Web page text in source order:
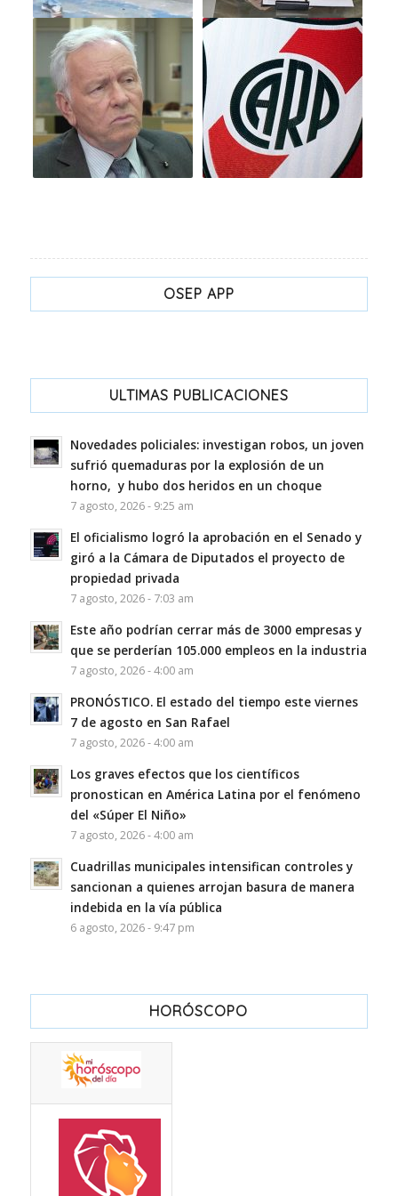
OSEP APP
ULTIMAS PUBLICACIONES
Novedades policiales: investigan robos, un joven
sufrió quemaduras por la explosión de un
horno, y hubo dos heridos en un choque
7 agosto, 2026 - 9:25 am
El oficialismo logró la aprobación en el Senado y
giró a la Cámara de Diputados el proyecto de
propiedad privada
7 agosto, 2026 - 7:03 am
Este año podrían cerrar más de 3000 empresas y
que se perderían 105.000 empleos en la industria
7 agosto, 2026 - 4:00 am
PRONÓSTICO. El estado del tiempo este viernes
7 de agosto en San Rafael
7 agosto, 2026 - 4:00 am
Los graves efectos que los científicos
pronostican en América Latina por el fenómeno
del «Súper El Niño»
7 agosto, 2026 - 4:00 am
Cuadrillas municipales intensifican controles y
sancionan a quienes arrojan basura de manera
indebida en la vía pública
6 agosto, 2026 - 9:47 pm
HORÓSCOPO